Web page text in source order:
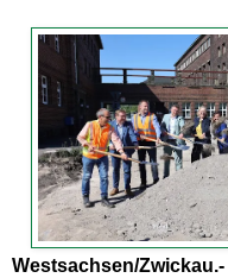
Westsachsen/Zwickau.-